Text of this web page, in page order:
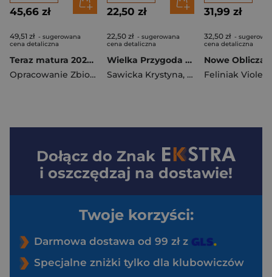
45,66 zł
49,51 zł - sugerowana
cena detaliczna
Teraz matura 2025/2026 Matematyka Zbiór zadań maturalnych zakres podstawowy
Opracowanie Zbiorowe
22,50 zł
22,50 zł - sugerowana
cena detaliczna
Wielka Przygoda NEON klasa 3 część 3 zeszyt ćwiczeń Matematyka EDYCJA 2025
Sawicka Krystyna, Swoboda Ewa
31,99 zł
32,50 zł -
cena detaliczna
Feliniak
Dołącz do Znak
i oszczędzaj na dostawie!
Twoje korzyści:
Darmowa dostawa od 99 zł z
Specjalne zniżki tylko dla klubowiczów